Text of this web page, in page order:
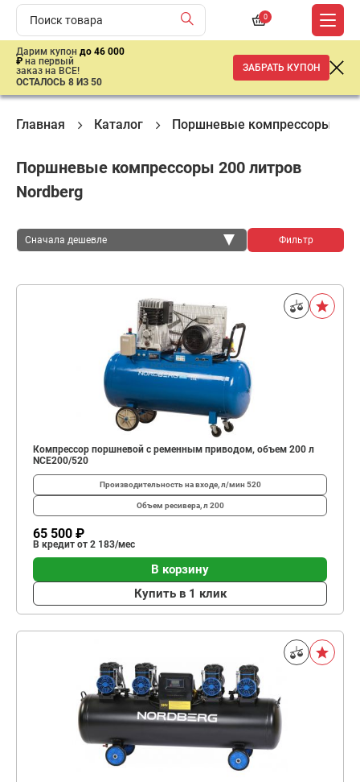
0
Дарим купон до 46 000
₽ на первый
заказ на ВСЕ!
ОСТАЛОСЬ 8 ИЗ 50
ЗАБРАТЬ КУПОН
Главная Каталог Поршневые компрессоры
Поршневые компрессоры 200 литров
Nordberg
Сначала дешевле Фильтр
Компрессор поршневой с ременным приводом, объем 200 л
NCE200/520
Производительность на входе, л/мин 520
Объем ресивера, л 200
65 500 ₽
В кредит от 2 183/мес
В корзину
Купить в 1 клик